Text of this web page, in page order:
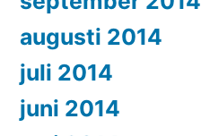
augusti 2014
juli 2014
juni 2014